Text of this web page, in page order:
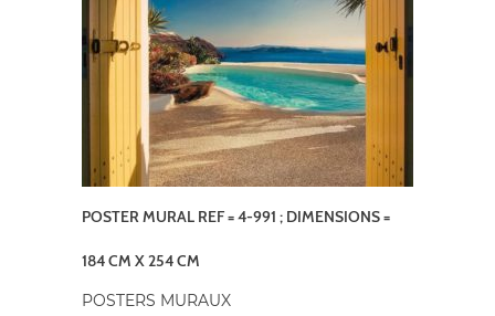
POSTER MURAL REF = 4-991 ; DIMENSIONS =
184 CM X 254 CM
POSTERS MURAUX